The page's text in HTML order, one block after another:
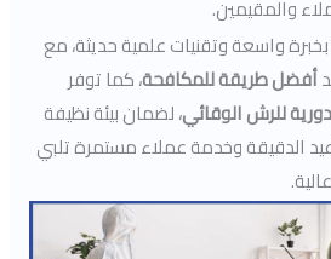
والمقيمين.
واسعة وتقنيات علمية حديثة، مع
أفضل طريقة للمكافحة، كما توفر
للرش الوقائي، لضمان بيئة نظيفة
الدقيقة وخدمة عملاء مستمرة تلبي